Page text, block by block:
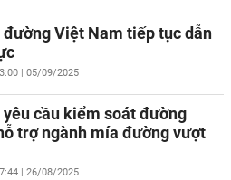
đường Việt Nam tiếp tục dẫn
| 05/09/2025
cầu kiểm soát đường
trợ ngành mía đường vượt
| 26/08/2025